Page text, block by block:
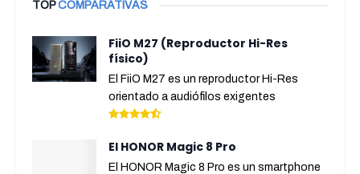
TOPCOMPARATIVAS
FiiO M27 (Reproductor Hi-Res
físico)
El FiiO M27 es un reproductor Hi-Res
orientado a audiófilos exigentes
El HONOR Magic 8 Pro
El HONOR Magic 8 Pro es un smartphone